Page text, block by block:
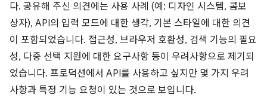
다. 공유해 주신 의견에는 사용 사례 (예: 디자인 시스템, 콤보
상자), API의 입력 모드에 대한 생각, 기본 스타일에 대한 의견
이 포함되었습니다. 접근성, 브라우저 호환성, 검색 기능의 필요
성, 다중 선택 지원에 대한 요구사항 등이 우려사항으로 제기되
었습니다. 프로덕션에서 API를 사용하고 싶지만 몇 가지 우려
사항과 특정 기능 요청이 있는 것으로 보입니다.